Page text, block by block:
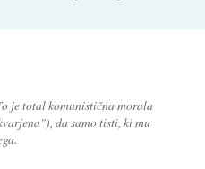
je total komunistična morala
da samo tisti, ki mu